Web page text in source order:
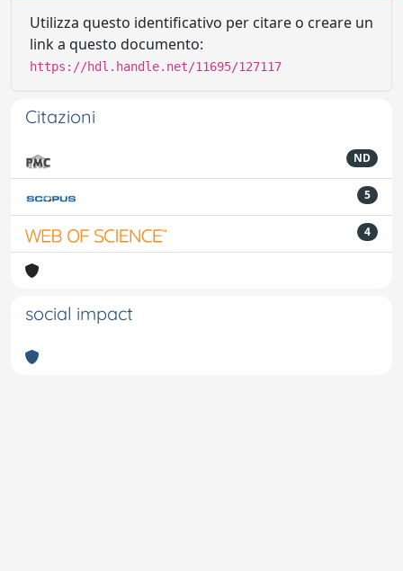
Utilizza questo identificativo per citare o creare un
link a questo documento:
https://hdl.handle.net/11695/127117
Citazioni
ND
5
4
social impact